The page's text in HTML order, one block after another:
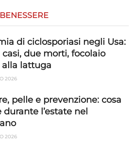
di ciclosporiasi negli Usa:
casi, due morti, focolaio
alla lattuga
2026
pelle e prevenzione: cosa
durante l’estate nel
2026